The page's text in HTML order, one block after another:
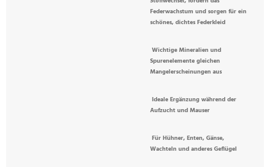
Federwachstum und sorgen für ein
schönes, dichtes Federkleid
Wichtige Mineralien und
Spurenelemente gleichen
Mangelerscheinungen aus
Ideale Ergänzung während der
Aufzucht und Mauser
Für Hühner, Enten, Gänse,
Wachteln und anderes Geflügel